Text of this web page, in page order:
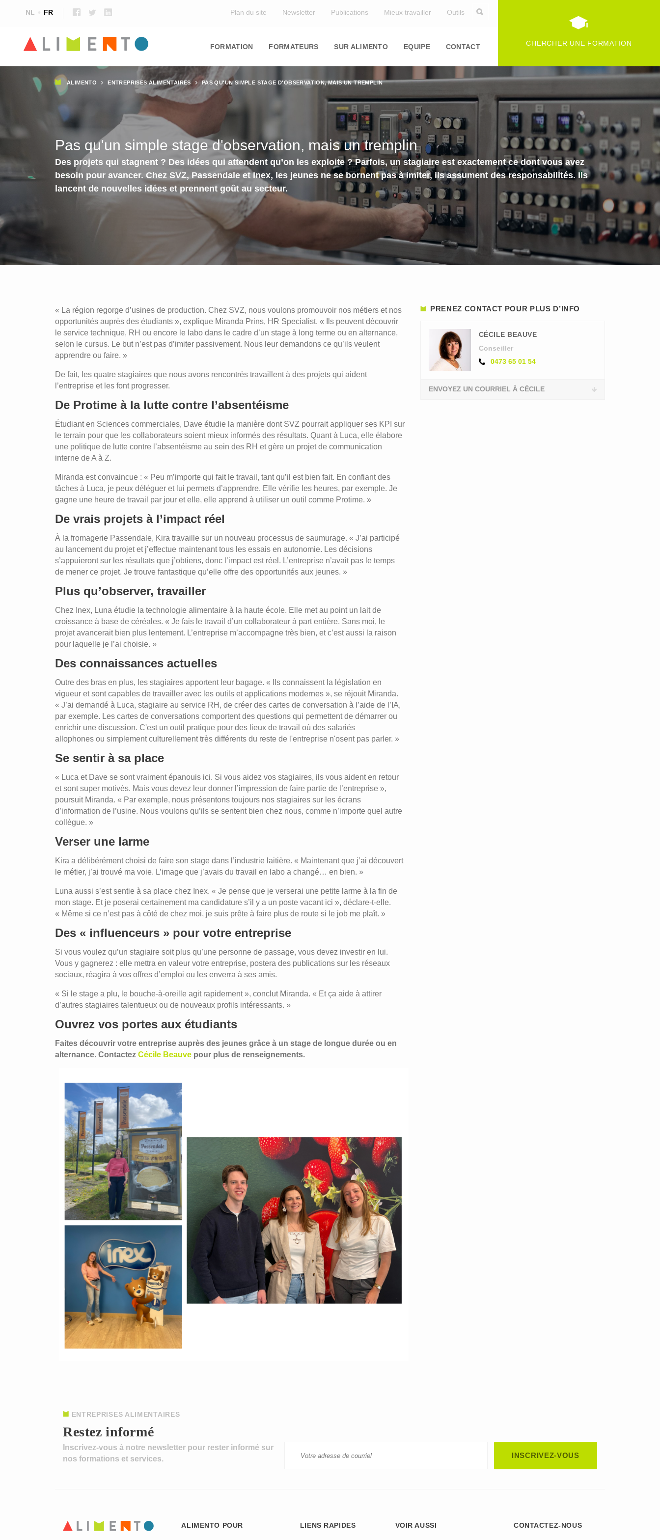
NL FR Plan du site Newsletter Publications Mieux travailler Outils
navigation
FORMATION FORMATEURS SUR ALIMENTO EQUIPE CONTACT CHERCHER UNE FORMATION
Fil
ALIMENTO ENTREPRISES ALIMENTAIRES PAS QU'UN SIMPLE STAGE D'OBSERVATION, MAIS UN TREMPLIN
Pas qu'un simple stage d'observation, mais un tremplin
Des projets qui stagnent ? Des idées qui attendent qu’on les exploite ? Parfois, un stagiaire est exactement ce dont vous avez
besoin pour avancer. Chez SVZ, Passendale et Inex, les jeunes ne se bornent pas à imiter, ils assument des responsabilités. Ils
lancent de nouvelles idées et prennent goût au secteur.
« La région regorge d’usines de production. Chez SVZ, nous voulons promouvoir nos métiers et nos
opportunités auprès des étudiants », explique Miranda Prins, HR Specialist. « Ils peuvent découvrir
le service technique, RH ou encore le labo dans le cadre d’un stage à long terme ou en alternance,
selon le cursus. Le but n’est pas d’imiter passivement. Nous leur demandons ce qu’ils veulent
apprendre ou faire. »
De fait, les quatre stagiaires que nous avons rencontrés travaillent à des projets qui aident
l’entreprise et les font progresser.
De Protime à la lutte contre l’absentéisme
Étudiant en Sciences commerciales, Dave étudie la manière dont SVZ pourrait appliquer ses KPI sur
le terrain pour que les collaborateurs soient mieux informés des résultats. Quant à Luca, elle élabore
une politique de lutte contre l’absentéisme au sein des RH et gère un projet de communication
interne de A à Z.
Miranda est convaincue : « Peu m’importe qui fait le travail, tant qu’il est bien fait. En confiant des
tâches à Luca, je peux déléguer et lui permets d’apprendre. Elle vérifie les heures, par exemple. Je
gagne une heure de travail par jour et elle, elle apprend à utiliser un outil comme Protime. »
De vrais projets à l’impact réel
À la fromagerie Passendale, Kira travaille sur un nouveau processus de saumurage. « J’ai participé
au lancement du projet et j’effectue maintenant tous les essais en autonomie. Les décisions
s’appuieront sur les résultats que j’obtiens, donc l’impact est réel. L’entreprise n’avait pas le temps
de mener ce projet. Je trouve fantastique qu’elle offre des opportunités aux jeunes. »
Plus qu’observer, travailler
Chez Inex, Luna étudie la technologie alimentaire à la haute école. Elle met au point un lait de
croissance à base de céréales. « Je fais le travail d’un collaborateur à part entière. Sans moi, le
projet avancerait bien plus lentement. L’entreprise m’accompagne très bien, et c’est aussi la raison
pour laquelle je l’ai choisie. »
Des connaissances actuelles
Outre des bras en plus, les stagiaires apportent leur bagage. « Ils connaissent la législation en
vigueur et sont capables de travailler avec les outils et applications modernes », se réjouit Miranda.
« J’ai demandé à Luca, stagiaire au service RH, de créer des cartes de conversation à l’aide de l’IA,
par exemple. Les cartes de conversations comportent des questions qui permettent de démarrer ou
enrichir une discussion. C'est un outil pratique pour des lieux de travail où des salariés
allophones ou simplement culturellement très différents du reste de l'entreprise n'osent pas parler. »
Se sentir à sa place
« Luca et Dave se sont vraiment épanouis ici. Si vous aidez vos stagiaires, ils vous aident en retour
et sont super motivés. Mais vous devez leur donner l’impression de faire partie de l’entreprise »,
poursuit Miranda. « Par exemple, nous présentons toujours nos stagiaires sur les écrans
d’information de l’usine. Nous voulons qu’ils se sentent bien chez nous, comme n’importe quel autre
collègue. »
Verser une larme
Kira a délibérément choisi de faire son stage dans l’industrie laitière. « Maintenant que j’ai découvert
le métier, j’ai trouvé ma voie. L’image que j’avais du travail en labo a changé… en bien. »
Luna aussi s’est sentie à sa place chez Inex. « Je pense que je verserai une petite larme à la fin de
mon stage. Et je poserai certainement ma candidature s’il y a un poste vacant ici », déclare‑t‑elle.
« Même si ce n’est pas à côté de chez moi, je suis prête à faire plus de route si le job me plaît. »
Des « influenceurs » pour votre entreprise
Si vous voulez qu’un stagiaire soit plus qu’une personne de passage, vous devez investir en lui.
Vous y gagnerez : elle mettra en valeur votre entreprise, postera des publications sur les réseaux
sociaux, réagira à vos offres d’emploi ou les enverra à ses amis.
« Si le stage a plu, le bouche‑à‑oreille agit rapidement », conclut Miranda. « Et ça aide à attirer
d’autres stagiaires talentueux ou de nouveaux profils intéressants. »
Ouvrez vos portes aux étudiants
Faites découvrir votre entreprise auprès des jeunes grâce à un stage de longue durée ou en
alternance. Contactez Cécile Beauve pour plus de renseignements.
PRENEZ CONTACT POUR PLUS D’INFO
CÉCILE BEAUVE
Conseiller
0473 65 01 54
ENVOYEZ UN COURRIEL À CÉCILE
Restez informé
ENTREPRISES ALIMENTAIRES
Inscrivez-vous à notre newsletter pour rester informé sur
nos formations et services.
ALIMENTO POUR LIENS RAPIDES VOIR AUSSI CONTACTEZ-NOUS